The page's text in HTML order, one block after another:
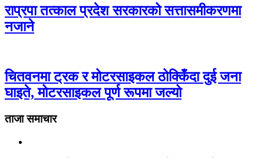
राप्रपा तत्काल प्रदेश सरकारको सत्तासमीकरणमा
नजाने
चितवनमा ट्रक र मोटरसाइकल ठोक्किँदा दुई जना
घाइते, मोटरसाइकल पूर्ण रूपमा जल्यो
ताजा समाचार